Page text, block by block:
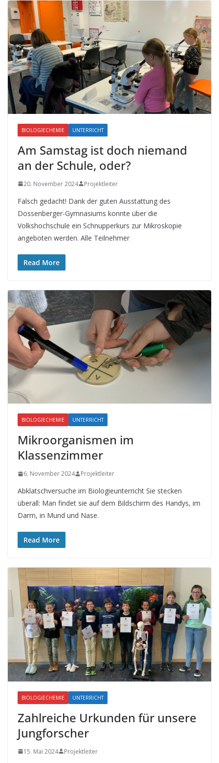
BIOLOGIECHEMIE UNTERRICHT
Am Samstag ist doch niemand
an der Schule, oder?
20. November 2024 Projektleiter
Falsch gedacht! Dank der guten Ausstattung des
Dossenberger-Gymnasiums konnte über die
Volkshochschule ein Schnupperkurs zur Mikroskopie
angeboten werden. Alle Teilnehmer
Read More
BIOLOGIECHEMIE UNTERRICHT
Mikroorganismen im
Klassenzimmer
6. November 2024 Projektleiter
Abklatschversuche im Biologieunterricht Sie stecken
überall: Man findet sie auf dem Bildschirm des Handys, im
Darm, in Mund und Nase.
Read More
BIOLOGIECHEMIE UNTERRICHT
Zahlreiche Urkunden für unsere
Jungforscher
15. Mai 2024 Projektleiter